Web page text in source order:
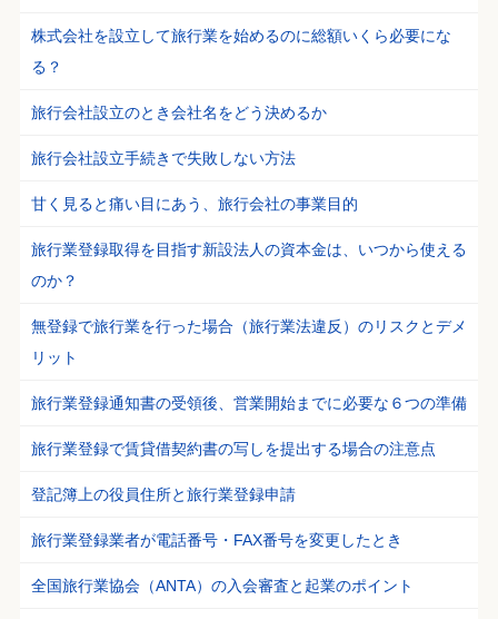
株式会社を設立して旅行業を始めるのに総額いくら必要にな
る？
旅行会社設立のとき会社名をどう決めるか
旅行会社設立手続きで失敗しない方法
甘く見ると痛い目にあう、旅行会社の事業目的
旅行業登録取得を目指す新設法人の資本金は、いつから使える
のか？
無登録で旅行業を行った場合（旅行業法違反）のリスクとデメ
リット
旅行業登録通知書の受領後、営業開始までに必要な６つの準備
旅行業登録で賃貸借契約書の写しを提出する場合の注意点
登記簿上の役員住所と旅行業登録申請
旅行業登録業者が電話番号・FAX番号を変更したとき
全国旅行業協会（ANTA）の入会審査と起業のポイント